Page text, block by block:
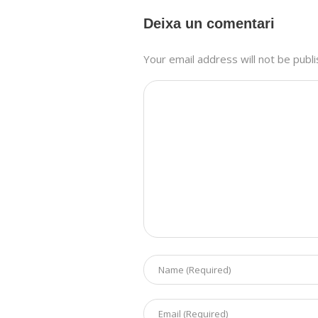
Deixa un comentari
Your email address will not be